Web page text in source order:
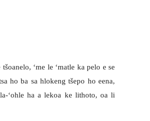
‘me le ‘matle ka pelo e se
ho ba sa hlokeng tšepo ho eena,
‘ohle ha a lekoa ke lithoto, oa li